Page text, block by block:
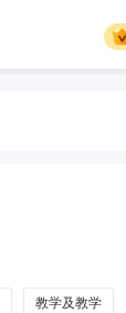
教学及教学